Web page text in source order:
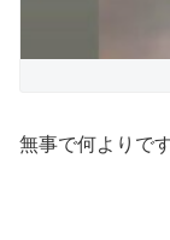
無事で何よりです